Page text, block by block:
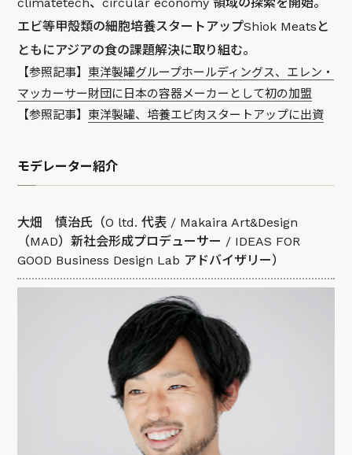
エビ等甲殻類の細胞培養スタートアップShiok Meatsと
ともにアジアの食の課題解決に取り組む。
【参照記事】 東洋製罐グループホールディングス、エレン・
マッカーサー財団に日本の容器メーカーとして初の加盟
【参照記事】 東洋製罐、培養エビ肉スタートアップに出資
モデレーター紹介
大畑 慎治氏（O ltd. 代表 / Makaira Art&Design
（MAD）新社会形成プロデューサー / IDEAS FOR
GOOD Business Design Lab アドバイザリー）